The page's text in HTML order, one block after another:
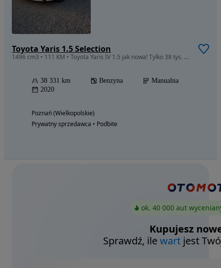
Toyota Yaris 1.5 Selection
1496 cm3 • 111 KM • Toyota Yaris IV 1.5 jak nowa! Tylko 38 tys. km | 1 właściciel | Bezwyp
38 331 km Benzyna
Manualna
2020
Poznań (Wielkopolskie)
Prywatny sprzedawca • Podbite
ok. 40 000 aut
Kupujesz
Sprawdź, ilewart jest